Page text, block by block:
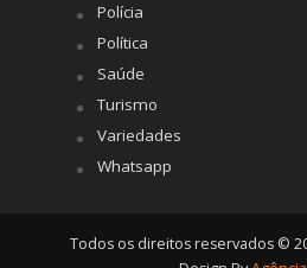
Polícia
Política
Saúde
Turismo
Variedades
Whatsapp
Todos os direitos reservados ©